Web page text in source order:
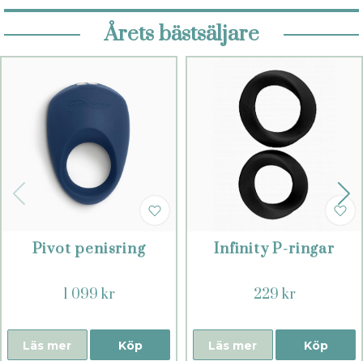
Årets bästsäljare
Pivot penisring
1 099 kr
Köp
Läs mer
Infinity P-ringar
229 kr
Köp
Läs mer